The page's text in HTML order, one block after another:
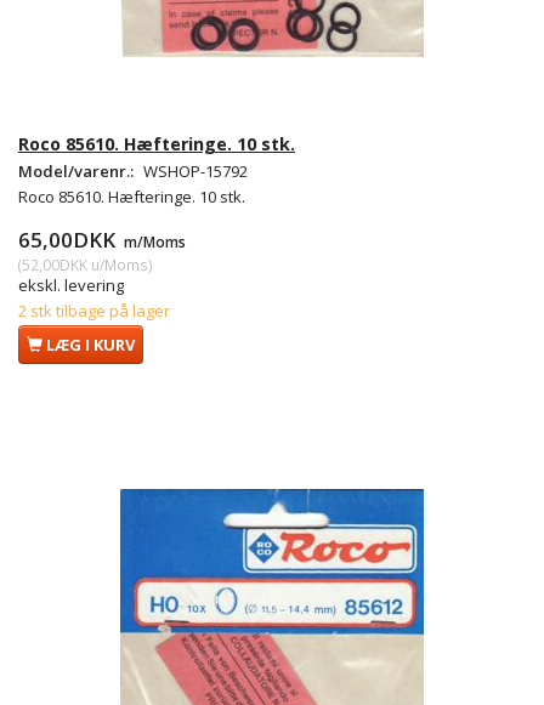
Roco 85610. Hæfteringe. 10 stk.
Model/varenr.: WSHOP-15792
Roco 85610. Hæfteringe. 10 stk.
65,00DKK m/Moms
(52,00DKK u/Moms)
ekskl. levering
2 stk tilbage på lager
LÆG I KURV